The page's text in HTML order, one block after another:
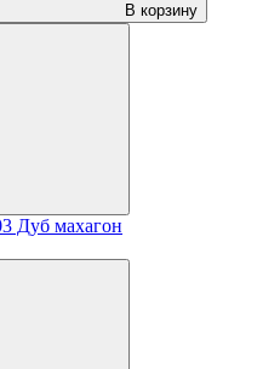
В корзину